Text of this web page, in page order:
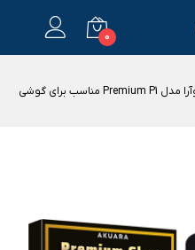
0
محافظ صفحه نمایش حریم شخصی آکوآرا مدل Premium P1 مناسب برای گوشی